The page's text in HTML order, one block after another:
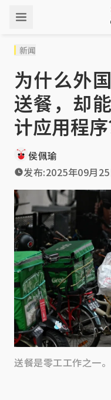
新闻
为什么外
送餐，却
计应用程序
侯佩瑜
发布:2025年09月
送餐是零工工作之一。